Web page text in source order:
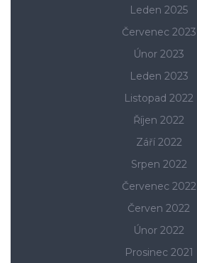
Leden 2025
Červenec 2023
Únor 2023
Leden 2023
Listopad 2022
Říjen 2022
Září 2022
Srpen 2022
Červenec 2022
Červen 2022
Únor 2022
Prosinec 2021